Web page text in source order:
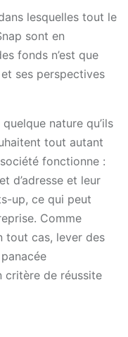
lesquelles tout le
sont en
fonds n’est que
ses perspectives
nature qu’ils
tout autant
fonctionne :
d’adresse et leur
up, ce qui peut
Comme
tout cas, lever des
critère de réussite